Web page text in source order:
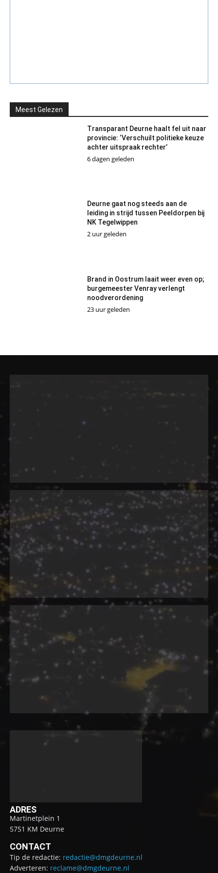
Meest Gelezen
Transparant Deurne haalt fel uit naar
provincie: ‘Verschuilt politieke keuze
achter uitspraak rechter’
6 dagen geleden
Deurne gaat nog steeds aan de
leiding in strijd tussen Peeldorpen bij
NK Tegelwippen
2 uur geleden
Brand in Oostrum laait weer even op;
burgemeester Venray verlengt
noodverordening
23 uur geleden
ADRES
Martinetplein 1
5751 KM Deurne
CONTACT
Tip de redactie: redactie@dmgdeurne.nl
Adverteren: reclame@dmgdeurne.nl